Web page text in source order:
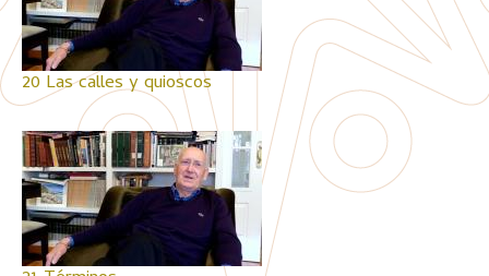
20 Las calles y quioscos